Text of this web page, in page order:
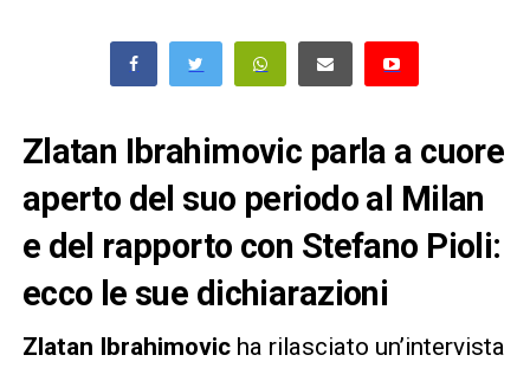
Zlatan Ibrahimovic parla a cuore
aperto del suo periodo al Milan
e del rapporto con Stefano Pioli:
ecco le sue dichiarazioni
Zlatan Ibrahimovicha rilasciato un’intervista